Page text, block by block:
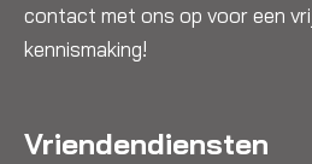
contact met ons op voor een
kennismaking!
Vriendendiensten